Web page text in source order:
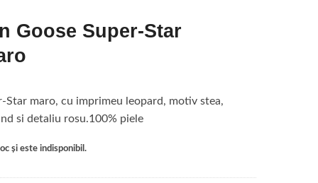
Goose Super-Star
Star maro, cu imprimeu leopard, motiv stea,
si detaliu rosu.100% piele
și este indisponibil.